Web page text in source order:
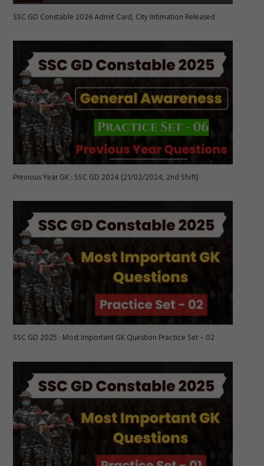
SSC GD Constable 2026 Admit Card, City Intimation Released
Previous Year GK : SSC GD 2024 (21/02/2024, 2nd Shift)
SSC GD 2025 : Most Important GK Question Practice Set – 02